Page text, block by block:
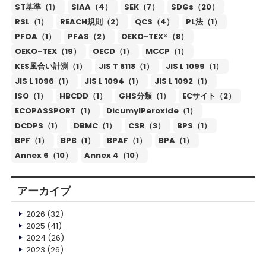
ST基準（1）
SIAA（4） SEK（7）
SDGs（20）
RSL（1）
REACH規則（2） QCS（4）
PL法（1）
PFOA（1）
PFAS（2）
OEKO-TEX®（8）
OEKO-TEX（19）
OECD（1）
MCCP（1）
KES風合い計測（1）
JIS T 8118（1）
JIS L 1099（1）
JIS L 1096（1）
JIS L 1094（1）
JIS L 1092（1）
ISO（1）
HBCDD（1） GHS分類（1）
ECサイト（2）
ECOPASSPORT（1）
DicumylPeroxide（1）
DCDPS（1）
DBMC（1） CSR（3）
BPS（1）
BPF（1）
BPB（1） BPAF（1）
BPA（1）
Annex 6（10）
Annex 4（10）
アーカイブ
2026 (32)
2025 (41)
2024 (26)
2023 (26)